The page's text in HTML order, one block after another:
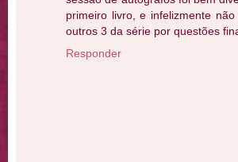
primeiro livro, e infelizmente
outros 3 da série por questões
Responder